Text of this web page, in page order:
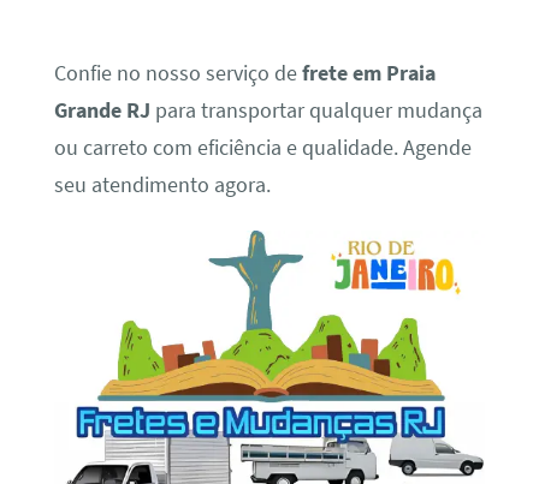
Confie no nosso serviço defrete em Praia
Grande RJ para transportar qualquer mudança
ou carreto com eficiência e qualidade. Agende
seu atendimento agora.